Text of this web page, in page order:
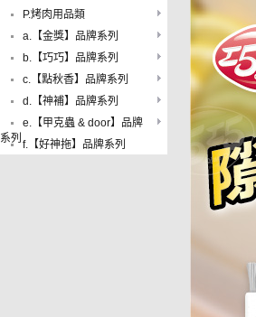
P.烤肉用品類
a.【金獎】品牌系列
b.【巧巧】品牌系列
c.【點秋香】品牌系列
d.【神補】品牌系列
e.【甲克蟲 & door】品牌
系列 f.【好神拖】品牌系列